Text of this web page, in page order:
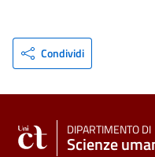
Condividi
DIPARTIMENTO DI
Scienze